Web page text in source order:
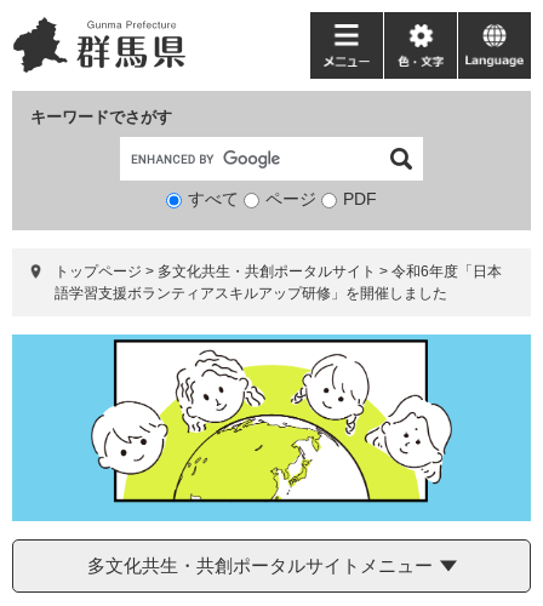
ー
ジ
ニ
ュ
て
キーワードでさがす
検
象
すべて ページ PDF
メ
ニ
ー
色・
文
language
トップページ > 多文化共生・共創ポータルサイト > 令和6年度「日本
語学習支援ボランティアスキルアップ研修」を開催しました
多文化共生・共創ポータルサイトメニュー